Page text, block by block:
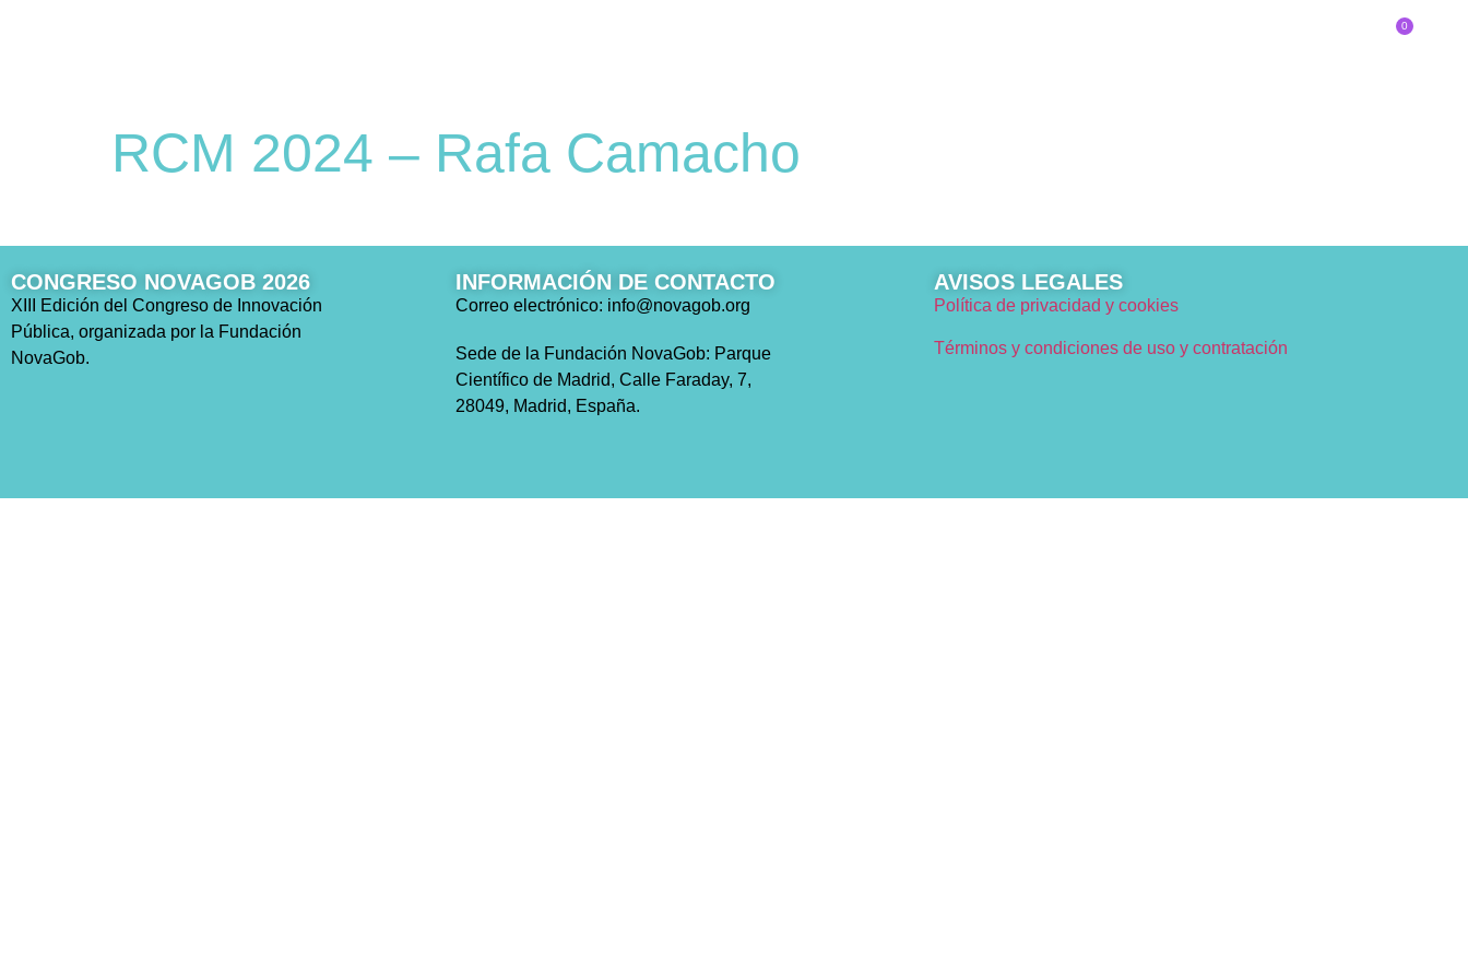
0
RCM 2024 – Rafa Camacho
CONGRESO NOVAGOB 2026
XIII Edición del Congreso de Innovación
Pública, organizada por la Fundación
NovaGob.
INFORMACIÓN DE CONTACTO
Correo electrónico: info@novagob.org
Sede de la Fundación NovaGob: Parque
Científico de Madrid, Calle Faraday, 7,
28049, Madrid, España.
AVISOS LEGALES
Política de privacidad y cookies
Términos y condiciones de uso y contratación